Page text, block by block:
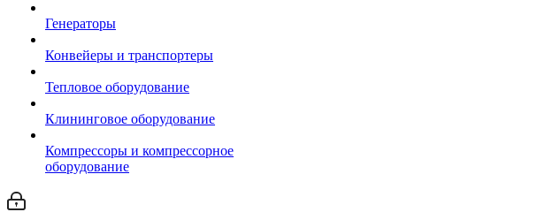
Генераторы
Конвейеры и транспортеры
Тепловое оборудование
Клининговое оборудование
Компрессоры и компрессорное
оборудование